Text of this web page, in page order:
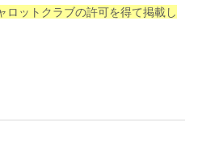
ットクラブの許可を得て掲載し